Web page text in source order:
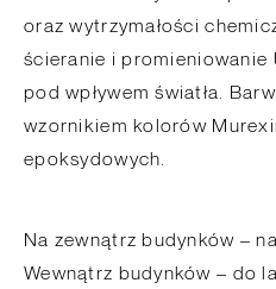
oraz wytrzymałości
ścieranie i promieniowanie
pod wpływem światła.
wzornikiem kolorów
epoksydowych.
Na zewnątrz budynków –
Wewnątrz budynków – do